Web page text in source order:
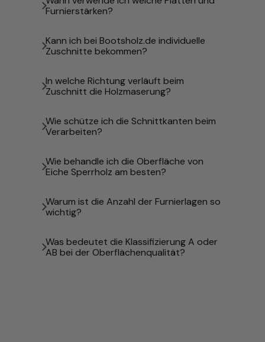
Furnierstärken?
Kann ich bei Bootsholz.de individuelle
Zuschnitte bekommen?
In welche Richtung verläuft beim
Zuschnitt die Holzmaserung?
Wie schütze ich die Schnittkanten beim
Verarbeiten?
Wie behandle ich die Oberfläche von
Eiche Sperrholz am besten?
Warum ist die Anzahl der Furnierlagen so
wichtig?
Was bedeutet die Klassifizierung A oder
AB bei der Oberflächenqualität?